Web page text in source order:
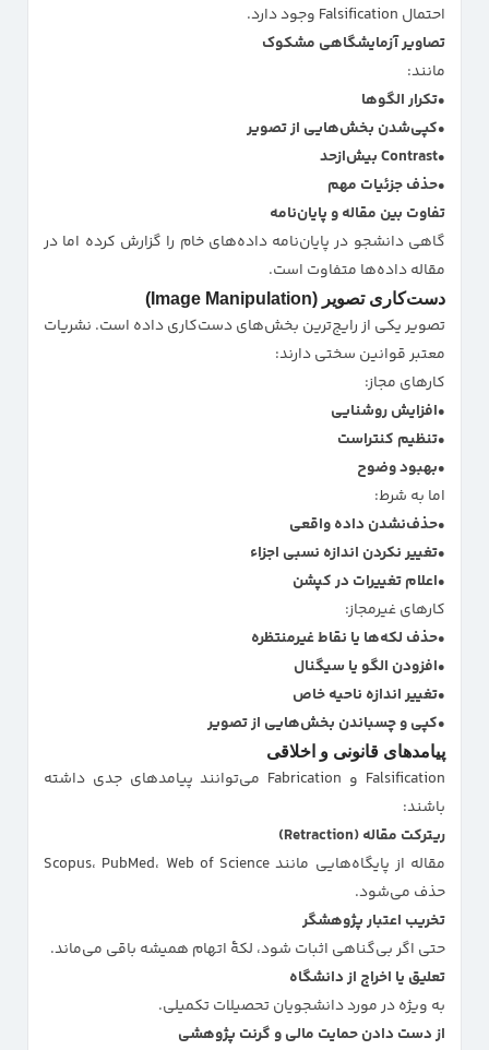
احتمال Falsification وجود دارد.
تصاویر آزمایشگاهی مشکوک
مانند:
تکرار الگوها
کپی‌شدن بخش‌هایی از تصویر
Contrast بیش‌ازحد
حذف جزئیات مهم
تفاوت بین مقاله و پایان‌نامه
گاهی دانشجو در پایان‌نامه داده‌های خام را گزارش کرده اما در
مقاله داده‌ها متفاوت است.
دست‌کاری تصویر (Image Manipulation)
تصویر یکی از رایج‌ترین بخش‌های دست‌کاری داده است. نشریات
معتبر قوانین سختی دارند:
کارهای مجاز:
افزایش روشنایی
تنظیم کنتراست
بهبود وضوح
اما به شرط:
حذف‌نشدن داده واقعی
تغییر نکردن اندازه نسبی اجزاء
اعلام تغییرات در کپشن
کارهای غیرمجاز:
حذف لکه‌ها یا نقاط غیرمنتظره
افزودن الگو یا سیگنال
تغییر اندازه ناحیه خاص
کپی و چسباندن بخش‌هایی از تصویر
پیامدهای قانونی و اخلاقی
Falsification و Fabrication می‌توانند پیامدهای جدی داشته
باشند:
ریترکت مقاله (Retraction)
مقاله از پایگاه‌هایی مانند Scopus، PubMed، Web of Science
حذف می‌شود.
تخریب اعتبار پژوهشگر
حتی اگر بی‌گناهی اثبات شود، لکهٔ اتهام همیشه باقی می‌ماند.
تعلیق یا اخراج از دانشگاه
به ویژه در مورد دانشجویان تحصیلات تکمیلی.
از دست دادن حمایت مالی و گرنت پژوهشی